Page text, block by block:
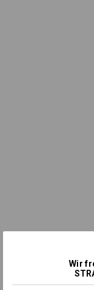
Wir